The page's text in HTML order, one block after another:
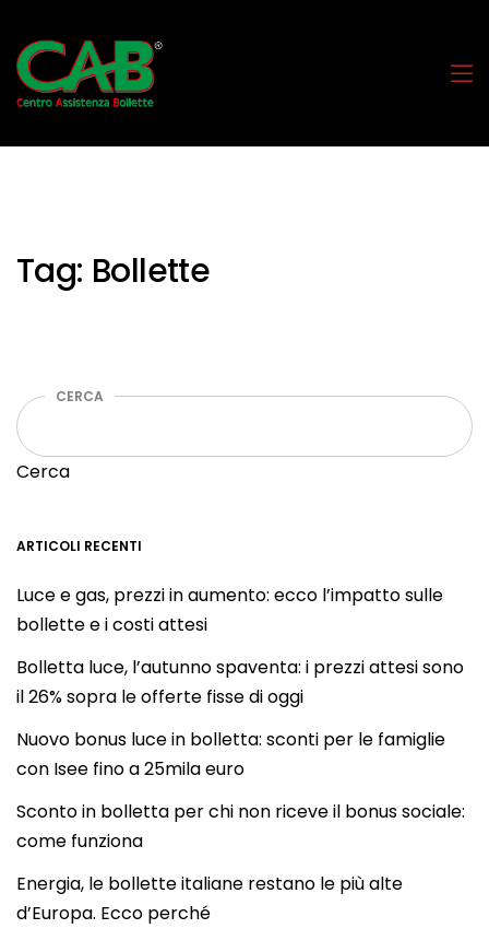
Tag: Bollette
CERCA
Cerca
ARTICOLI RECENTI
Luce e gas, prezzi in aumento: ecco l’impatto sulle
bollette e i costi attesi
Bolletta luce, l’autunno spaventa: i prezzi attesi sono
il 26% sopra le offerte fisse di oggi
Nuovo bonus luce in bolletta: sconti per le famiglie
con Isee fino a 25mila euro
Sconto in bolletta per chi non riceve il bonus sociale:
come funziona
Energia, le bollette italiane restano le più alte
d’Europa. Ecco perché